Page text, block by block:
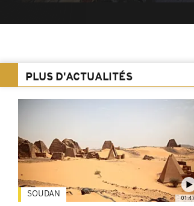
PLUS D'ACTUALITÉS
01:47
SOUDAN